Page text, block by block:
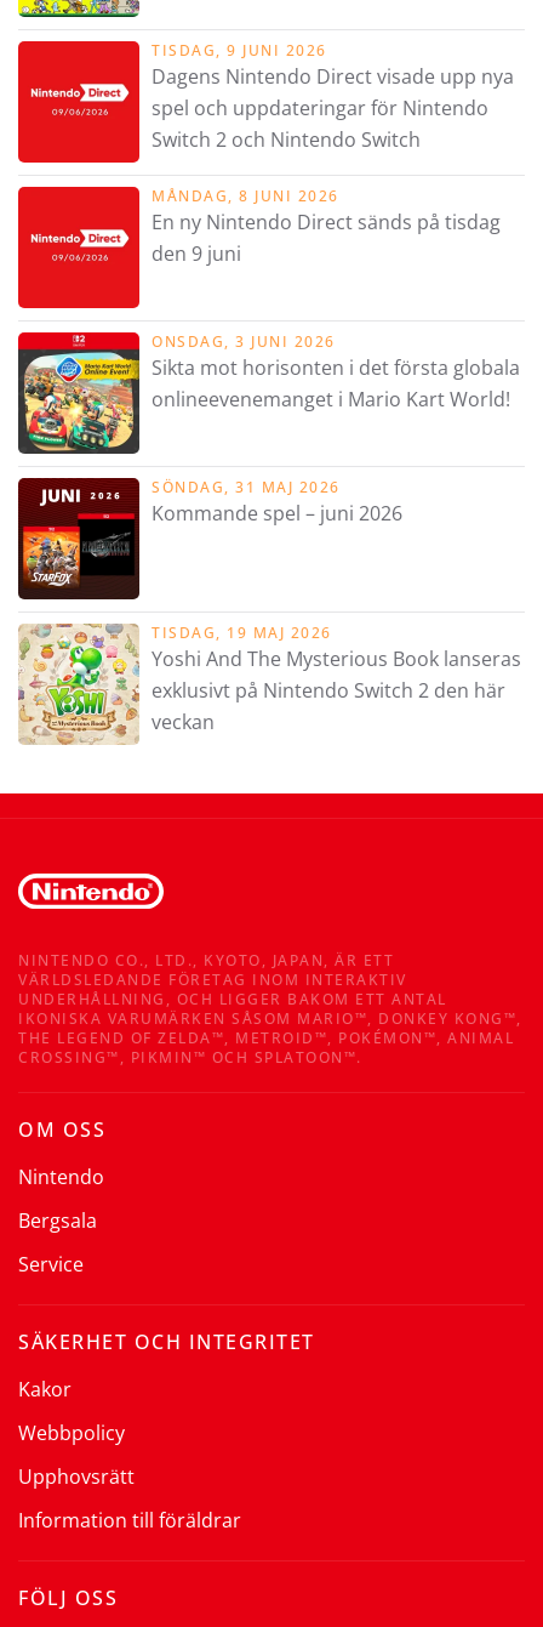
TISDAG, 9 JUNI 2026
Dagens Nintendo Direct visade upp nya
spel och uppdateringar för Nintendo
Switch 2 och Nintendo Switch
MÅNDAG, 8 JUNI 2026
En ny Nintendo Direct sänds på tisdag
den 9 juni
ONSDAG, 3 JUNI 2026
Sikta mot horisonten i det första globala
onlineevenemanget i Mario Kart World!
SÖNDAG, 31 MAJ 2026
Kommande spel – juni 2026
TISDAG, 19 MAJ 2026
Yoshi And The Mysterious Book lanseras
exklusivt på Nintendo Switch 2 den här
veckan
NINTENDO CO., LTD., KYOTO, JAPAN, ÄR ETT
VÄRLDSLEDANDE FÖRETAG INOM INTERAKTIV
UNDERHÅLLNING, OCH LIGGER BAKOM ETT ANTAL
IKONISKA VARUMÄRKEN SÅSOM MARIO™, DONKEY KONG™,
THE LEGEND OF ZELDA™, METROID™, POKÉMON™, ANIMAL
CROSSING™, PIKMIN™ OCH SPLATOON™.
OM OSS
Nintendo
Bergsala
Service
SÄKERHET OCH INTEGRITET
Kakor
Webbpolicy
Upphovsrätt
Information till föräldrar
FÖLJ OSS